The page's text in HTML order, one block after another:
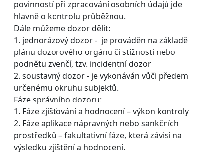
povinností při zpracování osobních údajů jde
hlavně o kontrolu průběžnou.
Dále můžeme dozor dělit:
1. jednorázový dozor - je prováděn na základě
plánu dozorového orgánu či stížnosti nebo
podnětu zvenčí, tzv. incidentní dozor
2. soustavný dozor - je vykonáván vůči předem
určenému okruhu subjektů.
Fáze správního dozoru:
1. Fáze zjišťování a hodnocení – výkon kontroly
2. Fáze aplikace nápravných nebo sankčních
prostředků – fakultativní fáze, která závisí na
výsledku zjištění a hodnocení.